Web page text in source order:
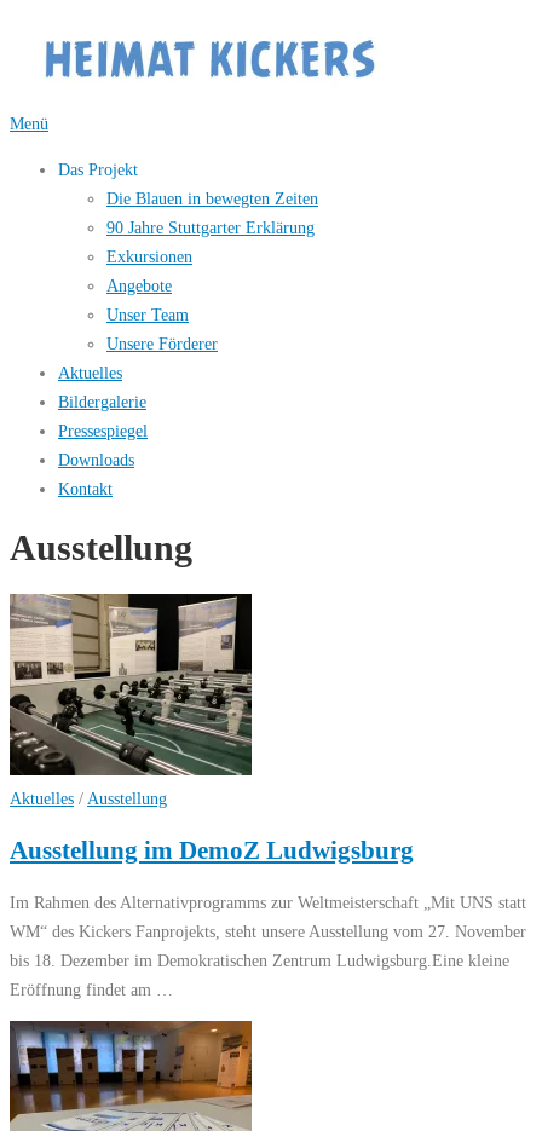
Inhalt
springen
Menü
Das Projekt
Die Blauen in bewegten Zeiten
90 Jahre Stuttgarter Erklärung
Exkursionen
Angebote
Unser Team
Unsere Förderer
Aktuelles
Bildergalerie
Pressespiegel
Downloads
Kontakt
Ausstellung
Aktuelles / Ausstellung
Ausstellung im DemoZ Ludwigsburg
Im Rahmen des Alternativprogramms zur Weltmeisterschaft „Mit UNS statt
WM“ des Kickers Fanprojekts, steht unsere Ausstellung vom 27. November
bis 18. Dezember im Demokratischen Zentrum Ludwigsburg.Eine kleine
Eröffnung findet am …